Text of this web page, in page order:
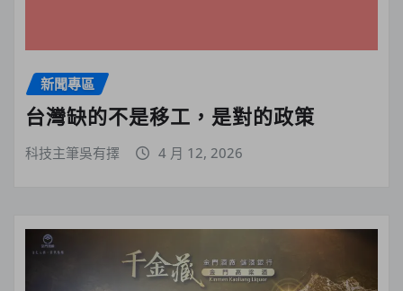
新聞專區
台灣缺的不是移工，是對的政策
科技主筆吳有擇 4 月 12, 2026